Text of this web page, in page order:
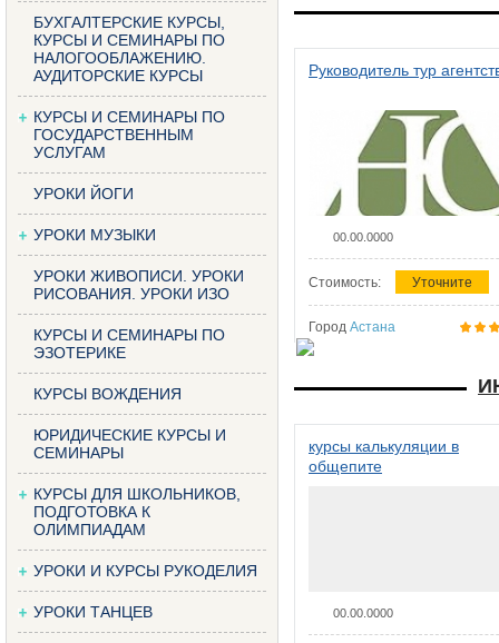
БУХГАЛТЕРСКИЕ КУРСЫ,
КУРСЫ И СЕМИНАРЫ ПО
НАЛОГООБЛАЖЕНИЮ.
АУДИТОРСКИЕ КУРСЫ
КУРСЫ И СЕМИНАРЫ ПО
ГОСУДАРСТВЕННЫМ
УСЛУГАМ
УРОКИ ЙОГИ
УРОКИ МУЗЫКИ
УРОКИ ЖИВОПИСИ. УРОКИ
РИСОВАНИЯ. УРОКИ ИЗО
КУРСЫ И СЕМИНАРЫ ПО
ЭЗОТЕРИКЕ
КУРСЫ ВОЖДЕНИЯ
ЮРИДИЧЕСКИЕ КУРСЫ И
СЕМИНАРЫ
КУРСЫ ДЛЯ ШКОЛЬНИКОВ,
ПОДГОТОВКА К
ОЛИМПИАДАМ
УРОКИ И КУРСЫ РУКОДЕЛИЯ
УРОКИ ТАНЦЕВ
Руководитель тур
00.00.0000
Стоимость: Уточните
Город Астана
курсы калькуляции в
общепите
00.00.0000